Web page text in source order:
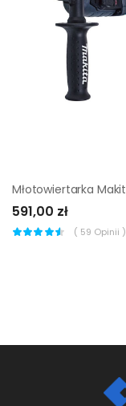
591,00 zł
( 59 Opinii )